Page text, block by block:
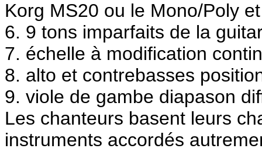
Korg MS20 ou le Mono/Poly
6. 9 tons imparfaits de la
7. échelle à modification
8. alto et contrebasses
9. viole de gambe diapason
Les chanteurs basent leurs
instruments accordés